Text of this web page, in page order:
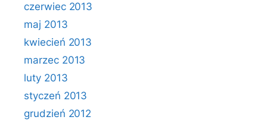
czerwiec 2013
maj 2013
kwiecień 2013
marzec 2013
luty 2013
styczeń 2013
grudzień 2012